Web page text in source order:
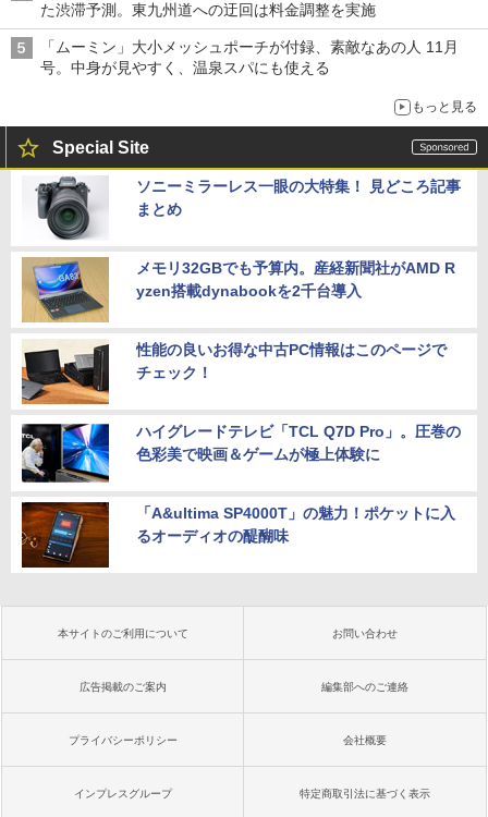
た渋滞予測。東九州道への迂回は料金調整を実施
「ムーミン」大小メッシュポーチが付録、素敵なあの人 11月
号。中身が見やすく、温泉スパにも使える
もっと見る
Special Site
ソニーミラーレス一眼の大特集！ 見どころ記事
まとめ
メモリ32GBでも予算内。産経新聞社がAMD R
yzen搭載dynabookを2千台導入
性能の良いお得な中古PC情報はこのページで
チェック！
ハイグレードテレビ「TCL Q7D Pro」。圧巻の
色彩美で映画＆ゲームが極上体験に
「A&ultima SP4000T」の魅力！ポケットに入
るオーディオの醍醐味
本サイトのご利用について お問い合わせ
広告掲載のご案内 編集部へのご連絡
プライバシーポリシー 会社概要
インプレスグループ 特定商取引法に基づく表示